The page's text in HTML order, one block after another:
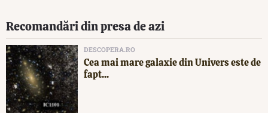
Recomandări din presa de azi
DESCOPERA.RO
Cea mai mare galaxie din Univers este de
fapt...